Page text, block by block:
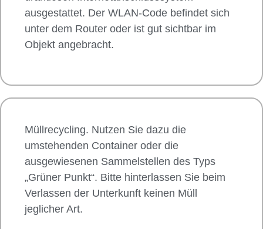
ausgestattet. Der WLAN-Code befindet sich
unter dem Router oder ist gut sichtbar im
Objekt angebracht.
Müllrecycling. Nutzen Sie dazu die
umstehenden Container oder die
ausgewiesenen Sammelstellen des Typs
„Grüner Punkt“. Bitte hinterlassen Sie beim
Verlassen der Unterkunft keinen Müll
jeglicher Art.